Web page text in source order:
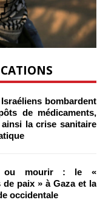
bombardent
de médicaments,
ainsi la crise sanitaire
ou mourir : le «
de paix » à Gaza et la
occidentale